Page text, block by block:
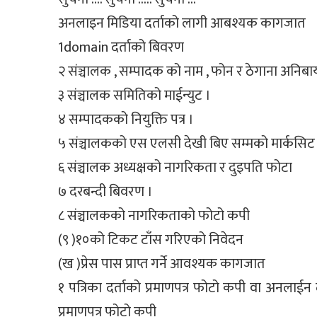
अनलाइन मिडिया दर्ताको लागी आबश्यक कागजात
1domain दर्ताको बिवरण
२ संञ्चालक , सम्पादक को नाम , फोन र ठेगाना
३ संञ्चालक समितिको माईन्युट ।
४ सम्पादकको नियुक्ति पत्र ।
५ संञ्चालकको एस एलसी देखी बिए सम्मको
६ संञ्चालक अध्यक्षको नागरिकता र दुइपति फोटा
७ दरबन्दी बिवरण ।
८ संञ्चालकको नागरिकताको फोटो कपी
(९ )१०को टिकट टाँस गरिएको निवेदन
(ख )प्रेस पास प्राप्त गर्ने आवश्यक कागजात
१ पत्रिका दर्ताको प्रमाणपत्र फोटो कपी वा
प्रमाणपत्र फोटो कपी